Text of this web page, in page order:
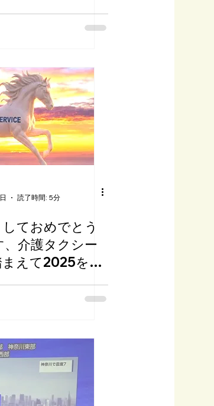
読了時間: 5分
ておめでとう
介護タクシー
えて2025を振